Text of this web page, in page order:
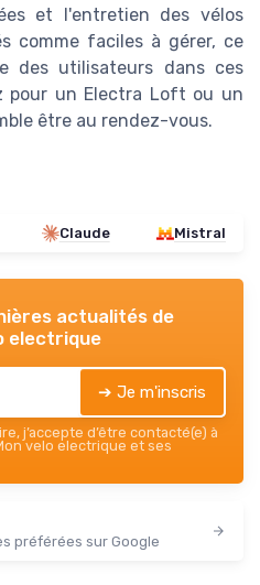
et l'entretien des vélos
comme faciles à gérer, ce
des utilisateurs dans ces
pour un Electra Loft ou un
être au rendez-vous.
Claude Mistral
actualités de
electrique
➔ Je m'inscris
j’accepte d’être contacté(e) à
velo electrique et ses
préférées sur Google